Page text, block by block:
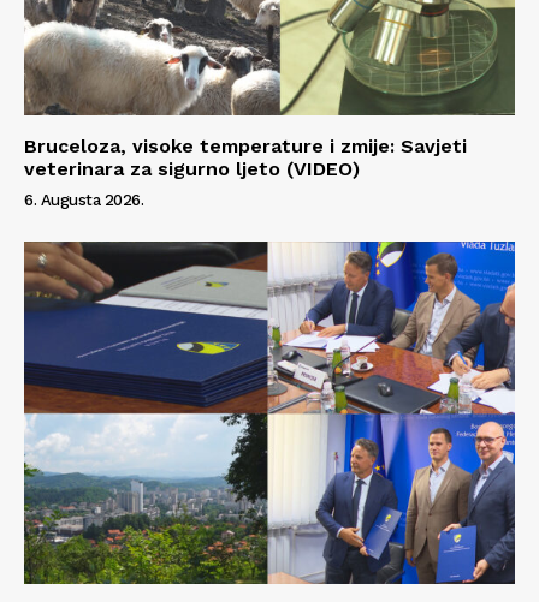
Bruceloza, visoke temperature i zmije: Savjeti
veterinara za sigurno ljeto (VIDEO)
6. Augusta 2026.